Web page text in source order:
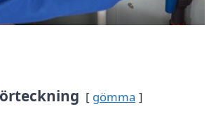
gömma